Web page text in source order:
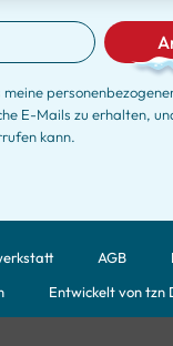
meine
E-Mails zu erhalten,
kann.
AGB
Entwickelt von tzn